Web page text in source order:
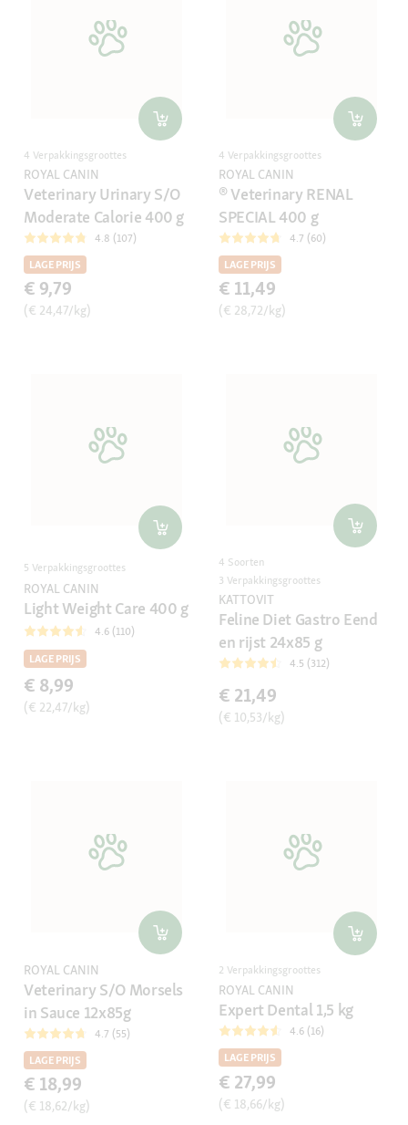
4 Verpakkingsgroottes
ROYAL CANIN
Veterinary Urinary S/O
Moderate Calorie 400 g
4.8 (107)
LAGE PRIJS
€ 9,79
(€ 24,47/kg)
4 Verpakkingsgroottes
ROYAL CANIN
® Veterinary RENAL
SPECIAL 400 g
4.7 (60)
LAGE PRIJS
€ 11,49
(€ 28,72/kg)
5 Verpakkingsgroottes
ROYAL CANIN
Light Weight Care 400 g
4.6 (110)
LAGE PRIJS
€ 8,99
(€ 22,47/kg)
4 Soorten
3 Verpakkingsgroottes
KATTOVIT
Feline Diet Gastro Eend
en rijst 24x85 g
4.5 (312)
€ 21,49
(€ 10,53/kg)
ROYAL CANIN
Veterinary S/O Morsels
in Sauce 12x85g
4.7 (55)
LAGE PRIJS
€ 18,99
(€ 18,62/kg)
2 Verpakkingsgroottes
ROYAL CANIN
Expert Dental 1,5 kg
4.6 (16)
LAGE PRIJS
€ 27,99
(€ 18,66/kg)